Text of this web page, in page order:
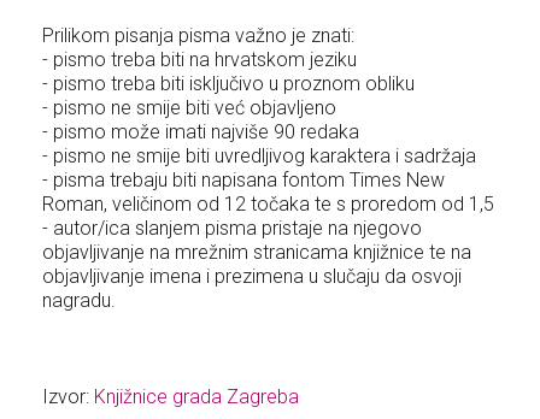
Prilikom pisanja pisma važno je znati:
- pismo treba biti na hrvatskom jeziku
- pismo treba biti isključivo u proznom obliku
- pismo ne smije biti već objavljeno
- pismo može imati najviše 90 redaka
- pismo ne smije biti uvredljivog karaktera i sadržaja
- pisma trebaju biti napisana fontom Times New
Roman, veličinom od 12 točaka te s proredom od 1,5
- autor/ica slanjem pisma pristaje na njegovo
objavljivanje na mrežnim stranicama knjižnice te na
objavljivanje imena i prezimena u slučaju da osvoji
nagradu.
Izvor: Knjižnice grada Zagreba